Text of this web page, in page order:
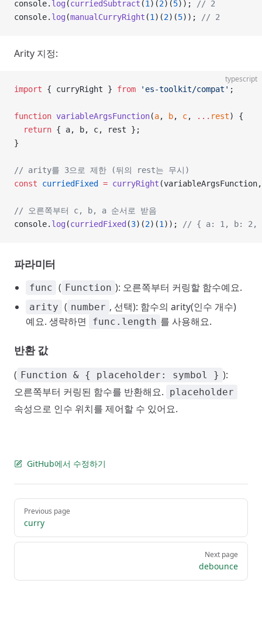
console. log (curriedSubtract (1 )(2)(5));
// 2
console. log (manualCurryRight (1 )(2)(5)); // 2
Arity 지정:
typescript
import { curryRight } from 'es-toolkit/compat' ;
function variableArgsFunction(a, b, c, ... rest) {
  return
{ a, b, c, rest };
}
// arity를 3으로 제한 (뒤의 rest는 무시)
const curriedFixed = curryRight
// 오른쪽부터 c, b, a 순서로 받음
console. log (curriedFixed (3)(2)(1 )); // { a: 1, b: 2,
파라미터
func ( Function ): 오른쪽부터 커링할 함수예요.
arity ( number , 선택): 함수의 arity(인수 개수)
예요. 생략하면
func.length 를 사용해요.
반환 값
( Function & { placeholder: symbol } ):
오른쪽부터 커링된 함수를 반환해요.
placeholder
속성으로 인수 위치를 제어할 수 있어요.
GitHub에서 수정하기
Pager
Previous page
curry
Next page
debounce